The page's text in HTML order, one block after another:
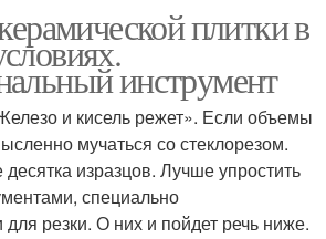
плитки в
инструмент
и кисель режет». Если объемы
мучаться со стеклорезом.
изразцов. Лучше упростить
специально
резки. О них и пойдет речь ниже.